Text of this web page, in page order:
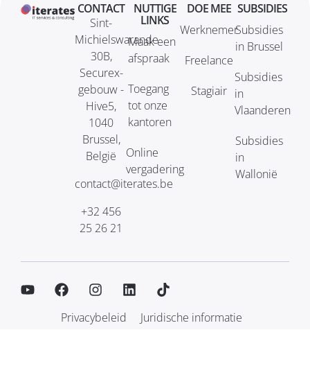
CONTACT
Sint-
Michielswarande
30B,
Securex-
gebouw -
Hive5,
1040
Brussel,
België
contact@iterates.be
+32 456
25 26 21
NUTTIGE
LINKS
Maak een
afspraak
Toegang
tot onze
kantoren
Online
vergadering
DOE MEE
Werknemer
Freelance
Stagiair
SUBSIDIES
Subsidies
in Brussel
Subsidies
in
Vlaanderen
Subsidies
in
Wallonië
Privacybeleid
Juridische informatie